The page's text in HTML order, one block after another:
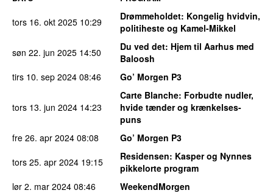
tors 16. okt 2025 10:29 Drømmeholdet: Kongelig hvidvin,
politiheste og Kamel-Mikkel
søn 22. jun 2025 14:50 Du ved det: Hjem til Aarhus med
Baloosh
tirs 10. sep 2024 08:46 Go’ Morgen P3
tors 13. jun 2024 14:23
Carte Blanche: Forbudte nudler,
hvide tænder og krænkelses-
puns
fre 26. apr 2024 08:08
Go’ Morgen P3
tors 25. apr 2024 19:15 Residensen: Kasper og Nynnes
pikkelorte program
lør 2. mar 2024 08:46
WeekendMorgen